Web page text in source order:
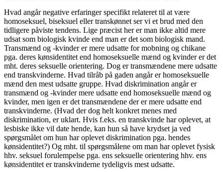
Hvad angår negative erfaringer specifikt relateret til at være
homoseksuel, biseksuel eller transkønnet ser vi et brud med den
tidligere påviste tendens. Lige præcist her er man ikke altid mere
udsat som biologisk kvinde end man er det som biologisk mand.
Transmænd og -kvinder er mere udsatte for mobning og chikane
pga. deres kønsidentitet end homoseksuelle mænd og kvinder er det
mht. deres seksuelle orientering. Dog er transmændene mere udsatte
end transkvinderne. Hvad tilråb på gaden angår er homoseksuelle
mænd den mest udsatte gruppe. Hvad diskrimination angår er
transmænd og -kvinder mere udsatte end homoseksuelle mænd og
kvinder, men igen er det transmændene der er mere udsatte end
transkvinderne. (Hvad der dog helt konkret menes med
diskrimination, er uklart. Hvis f.eks. en transkvinde har oplevet, at
lesbiske ikke vil date hende, kan hun så have krydset ja ved
spørgsmålet om hun har oplevet diskrimination pga. hendes
kønsidentitet?) Og mht. til spørgsmålene om man har oplevet fysisk
hhv. seksuel forulempelse pga. ens seksuelle orientering hhv. ens
kønsidentitet er transkvinderne tydeligvis mest udsatte.